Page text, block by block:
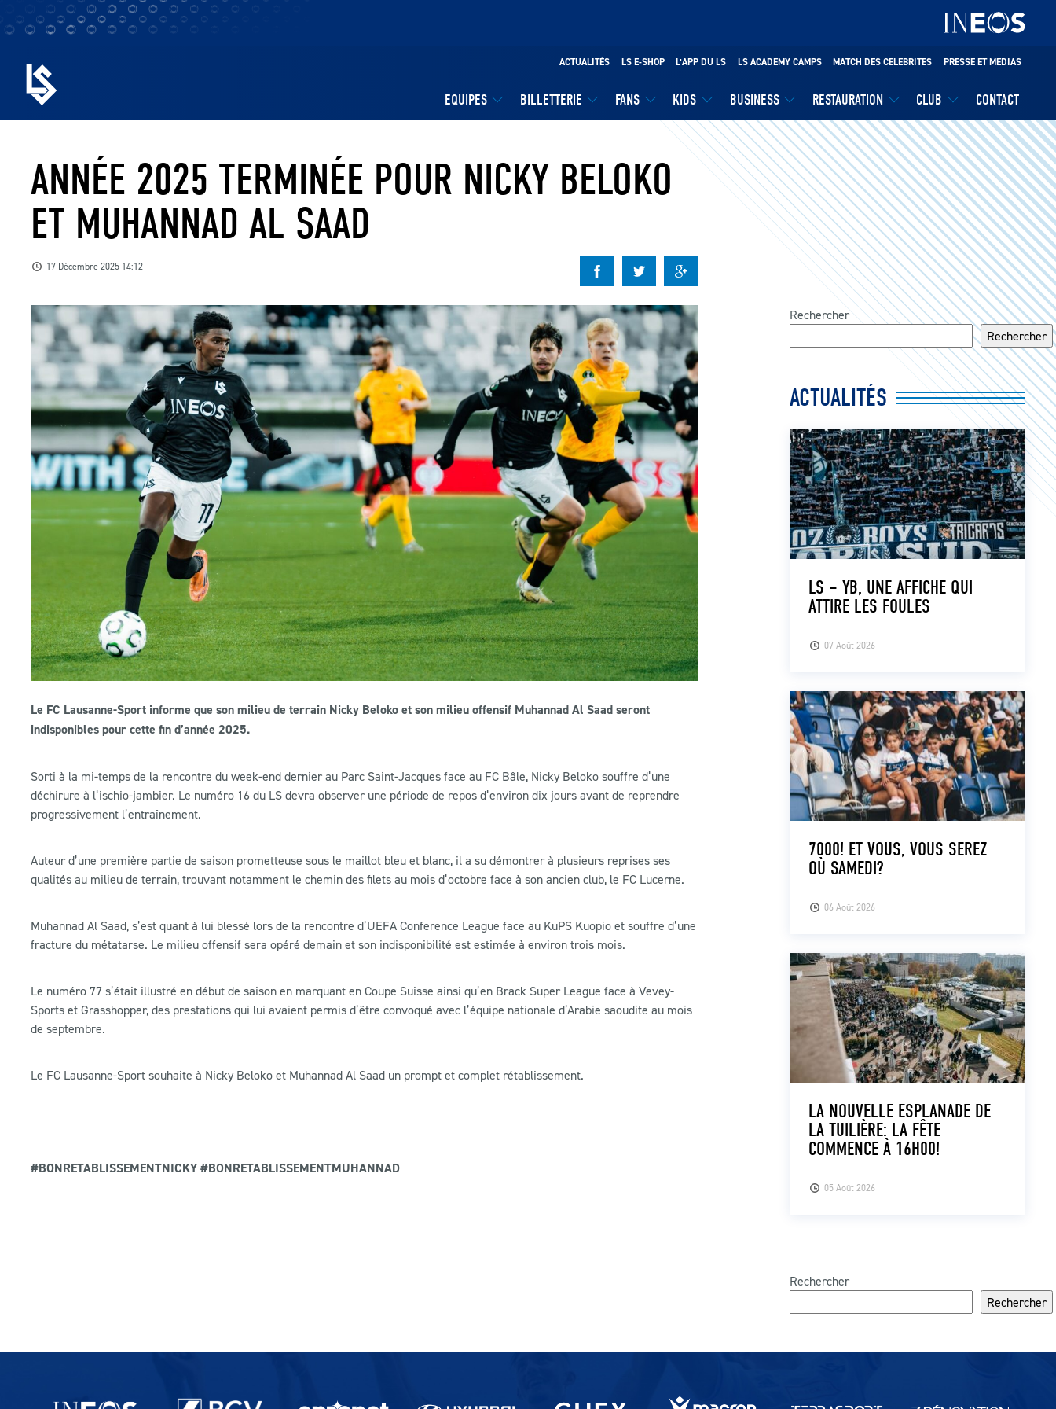
EQUIPES BILLETTERIE FANS KIDS BUSINESS RESTAURATION CLUB CONTACT
ACTUALITÉS LS E-SHOP L’APP DU LS LS ACADEMY CAMPS MATCH DES CELEBRITES PRESSE ET MEDIAS
ANNÉE 2025 TERMINÉE POUR NICKY BELOKO
ET MUHANNAD AL SAAD
17 Décembre 2025 14:12
Le FC Lausanne-Sport informe que son milieu de terrain Nicky Beloko et son milieu offensif Muhannad Al Saad seront
indisponibles pour cette fin d’année 2025.
Sorti à la mi-temps de la rencontre du week-end dernier au Parc Saint-Jacques face au FC Bâle, Nicky Beloko souffre d’une
déchirure à l’ischio-jambier. Le numéro 16 du LS devra observer une période de repos d’environ dix jours avant de reprendre
progressivement l’entraînement.
Auteur d’une première partie de saison prometteuse sous le maillot bleu et blanc, il a su démontrer à plusieurs reprises ses
qualités au milieu de terrain, trouvant notamment le chemin des filets au mois d’octobre face à son ancien club, le FC Lucerne.
Muhannad Al Saad, s’est quant à lui blessé lors de la rencontre d’UEFA Conference League face au KuPS Kuopio et souffre d’une
fracture du métatarse. Le milieu offensif sera opéré demain et son indisponibilité est estimée à environ trois mois.
Le numéro 77 s’était illustré en début de saison en marquant en Coupe Suisse ainsi qu’en Brack Super League face à Vevey-
Sports et Grasshopper, des prestations qui lui avaient permis d’être convoqué avec l’équipe nationale d’Arabie saoudite au mois
de septembre.
Le FC Lausanne-Sport souhaite à Nicky Beloko et Muhannad Al Saad un prompt et complet rétablissement.
#BONRETABLISSEMENTNICKY #BONRETABLISSEMENTMUHANNAD
Rechercher
Rechercher
ACTUALITÉS
07 Août 2026
LS – YB, UNE AFFICHE QUI
ATTIRE LES FOULES
06 Août 2026
7000! ET VOUS, VOUS SEREZ
OÙ SAMEDI?
05 Août 2026
LA NOUVELLE ESPLANADE DE
LA TUILIÈRE: LA FÊTE
COMMENCE À 16H00!
Rechercher
Rechercher
Partenaires du lausanne-Sport